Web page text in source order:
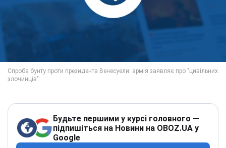
Будьте першими у курсі головного —
підпишіться на Новини на OBOZ.UA у
Google